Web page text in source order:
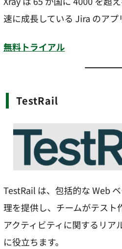
速に成長している Jira のアプ
無料トライアル
TestRail
TestRail は、包括的な Web
理を提供し、チームがテスト
アクティビティに関するリア
に役立ちます。